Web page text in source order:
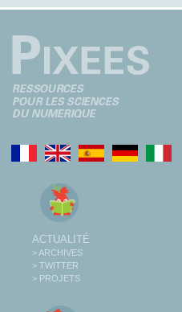
ACTUALITÉ
> ARCHIVES
> TWITTER
> PROJETS